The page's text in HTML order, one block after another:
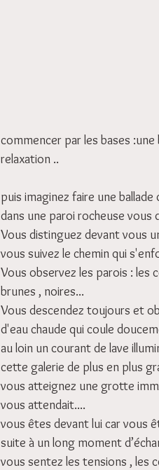
commencer par les bases
relaxation ..
puis imaginez faire une
dans une paroi rocheuse vous
Vous distinguez devant vous
vous suivez le chemin qui
Vous observez les parois : les
brunes , noires...
Vous descendez toujours et
d'eau chaude qui coule
au loin un courant de lave
cette galerie de plus en plus
vous atteignez une grotte
vous attendait....
vous êtes devant lui car vous
suite à un long moment
vous sentez les tensions , les